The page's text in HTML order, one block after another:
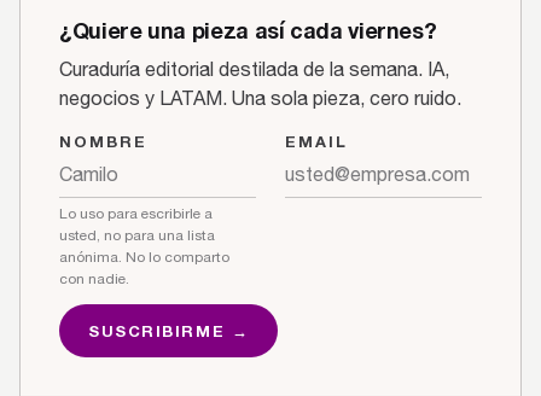
¿Quiere una pieza así cada viernes?
Curaduría editorial destilada de la semana. IA,
negocios y LATAM. Una sola pieza, cero ruido.
NOMBRE
Lo uso para escribirle a
usted, no para una lista
anónima. No lo comparto
con nadie.
EMAIL
SUSCRIBIRME →